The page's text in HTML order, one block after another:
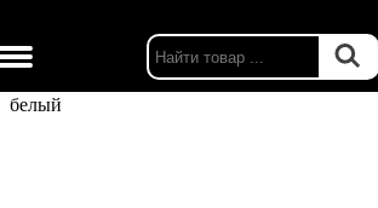
Двери межкомнатныеBP-Дорс склад
белый